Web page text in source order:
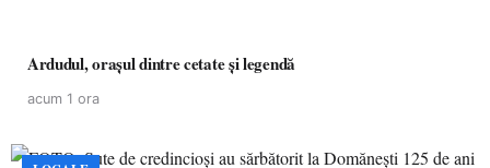
Ardudul, orașul dintre cetate și legendă
acum 1 ora